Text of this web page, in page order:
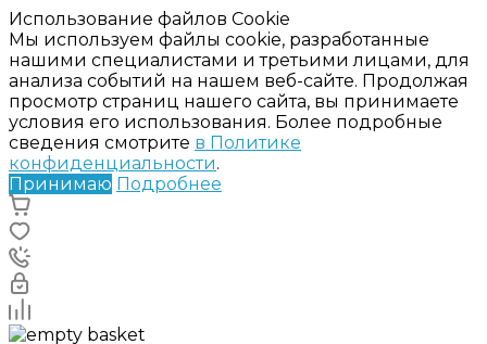
Использование файлов Cookie
Мы используем файлы cookie, разработанные
нашими специалистами и третьими лицами, для
анализа событий на нашем веб-сайте. Продолжая
просмотр страниц нашего сайта, вы принимаете
условия его использования. Более подробные
сведения смотрите в Политике
конфиденциальности.
Принимаю Подробнее